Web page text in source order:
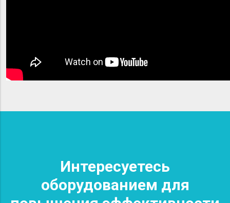
Интересуетесь
оборудованием для